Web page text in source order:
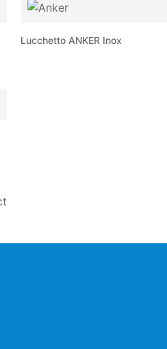
Lucchetto ANKER Inox